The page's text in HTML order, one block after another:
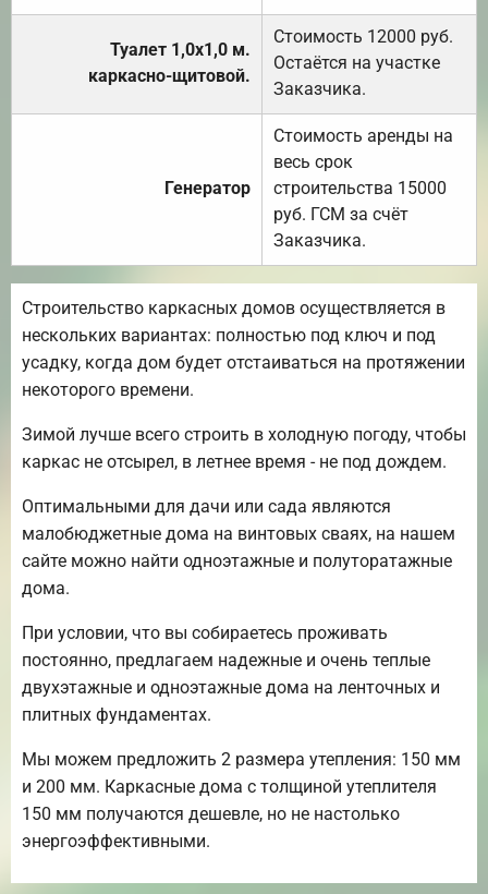
Туалет 1,0х1,0 м.
каркасно-щитовой.
Стоимость 12000 руб.
Остаётся на участке
Заказчика.
Генератор
Стоимость аренды на
весь срок
строительства 15000
руб. ГСМ за счёт
Заказчика.
Строительство каркасных домов осуществляется в
нескольких вариантах: полностью под ключ и под
усадку, когда дом будет отстаиваться на протяжении
некоторого времени.
Зимой лучше всего строить в холодную погоду, чтобы
каркас не отсырел, в летнее время - не под дождем.
Оптимальными для дачи или сада являются
малобюджетные дома на винтовых сваях, на нашем
сайте можно найти одноэтажные и полуторатажные
дома.
При условии, что вы собираетесь проживать
постоянно, предлагаем надежные и очень теплые
двухэтажные и одноэтажные дома на ленточных и
плитных фундаментах.
Мы можем предложить 2 размера утепления: 150 мм
и 200 мм. Каркасные дома с толщиной утеплителя
150 мм получаются дешевле, но не настолько
энергоэффективными.